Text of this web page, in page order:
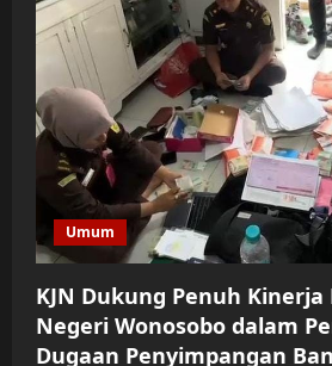
Umum
KJN Dukung Penuh Kinerja
Negeri Wonosobo dalam
Dugaan Penyimpangan